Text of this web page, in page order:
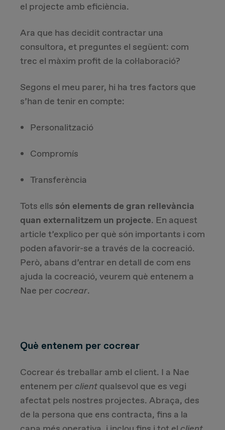
el projecte amb eficiència.
Ara que has decidit contractar una
consultora, et preguntes el següent: com
trec el màxim profit de la col·laboració?
Segons el meu parer, hi ha tres factors que
s’han de tenir en compte:
Personalització
Compromís
Transferència
Tots ells són elements de gran rellevància
quan externalitzem un projecte. En aquest
article t’explico per què són importants i com
poden afavorir-se a través de la cocreació.
Però, abans d’entrar en detall de com ens
ajuda la cocreació, veurem què entenem a
Nae per cocrear.
Què entenem per cocrear
Cocrear és treballar amb el client. I a Nae
entenem per client qualsevol que es vegi
afectat pels nostres projectes. Abraça, des
de la persona que ens contracta, fins a la